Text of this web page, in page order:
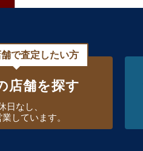
で査定したい方
店舗を探す
日なし、
しています。